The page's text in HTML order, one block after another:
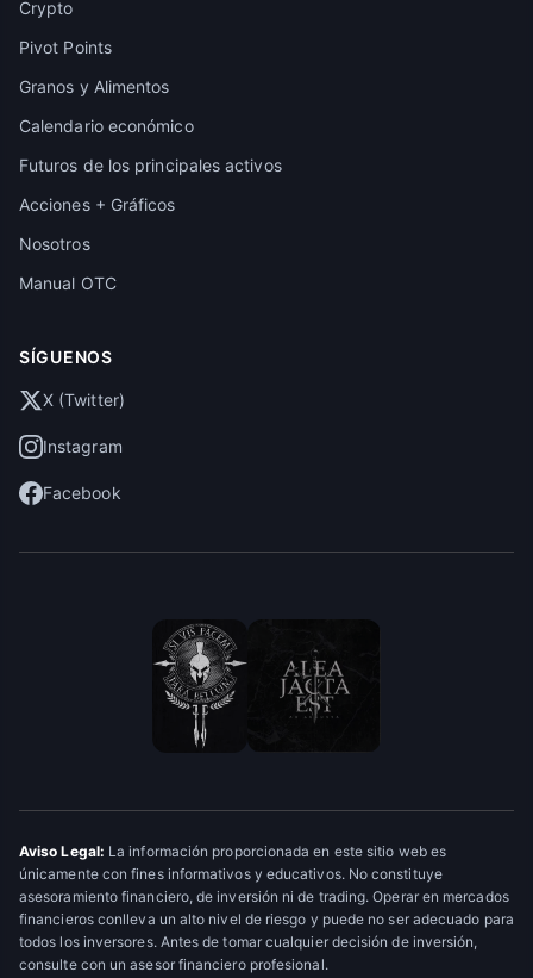
Crypto
Pivot Points
Granos y Alimentos
Calendario económico
Futuros de los principales activos
Acciones + Gráficos
Nosotros
Manual OTC
SÍGUENOS
X (Twitter)
Instagram
Facebook
Aviso Legal: La información proporcionada en este sitio web es
únicamente con fines informativos y educativos. No constituye
asesoramiento financiero, de inversión ni de trading. Operar en mercados
financieros conlleva un alto nivel de riesgo y puede no ser adecuado para
todos los inversores. Antes de tomar cualquier decisión de inversión,
consulte con un asesor financiero profesional.